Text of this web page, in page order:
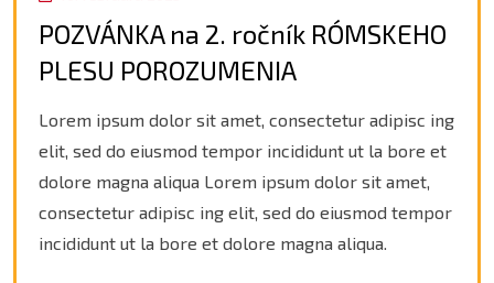
POZVÁNKA na 2. ročník RÓMSKEHO
PLESU POROZUMENIA
Lorem ipsum dolor sit amet, consectetur adipisc ing
elit, sed do eiusmod tempor incididunt ut la bore et
dolore magna aliqua Lorem ipsum dolor sit amet,
consectetur adipisc ing elit, sed do eiusmod tempor
incididunt ut la bore et dolore magna aliqua.